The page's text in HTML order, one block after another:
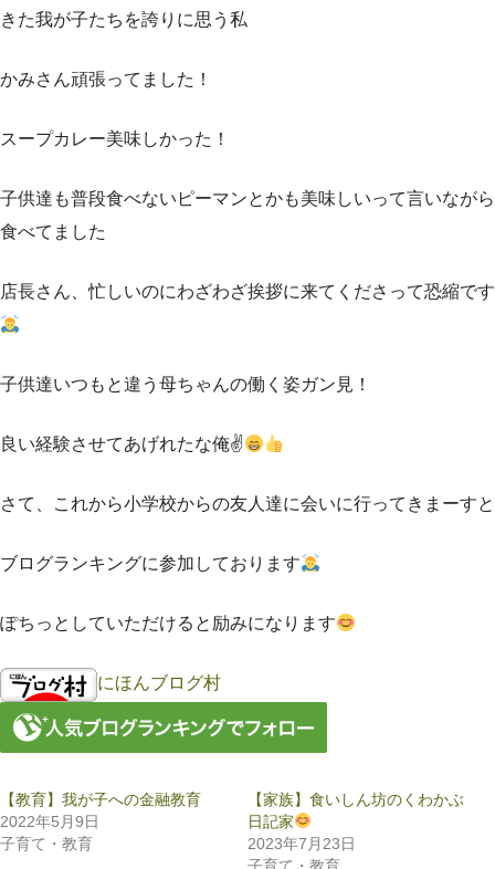
きた我が子たちを誇りに思う私
かみさん頑張ってました！
スープカレー美味しかった！
子供達も普段食べないピーマンとかも美味しいって言いながら
食べてました
店長さん、忙しいのにわざわざ挨拶に来てくださって恐縮です
子供達いつもと違う母ちゃんの働く姿ガン見！
良い経験させてあげれたな俺✌
さて、これから小学校からの友人達に会いに行ってきまーすと
ブログランキングに参加しております
ぽちっとしていただけると励みになります
にほんブログ村
【教育】我が子への金融教育
2022年5月9日
子育て・教育
【家族】食いしん坊のくわかぶ
日記家
2023年7月23日
子育て・教育